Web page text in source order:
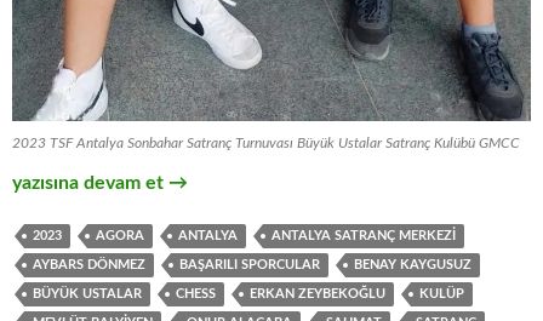
2023 TSF Antalya Sonbahar Satranç Turnuvası Büyük Ustalar Satranç Kulübü GMCC
Antalya Sonbahar Satranç Turnuvası
yazısına devam et →
2023 AGORA ANTALYA ANTALYA SATRANÇ MERKEZI
AYBARS DÖNMEZ BAŞARILI SPORCULAR BENAY KAYGUSUZ
BÜYÜK USTALAR CHESS ERKAN ZEYBEKOĞLU KULÜP